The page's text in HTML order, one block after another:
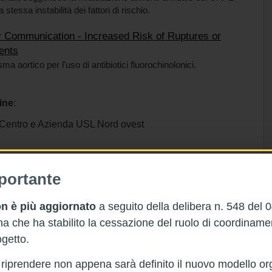
è più aggiornato a seguito della delibera n. 548 del
che ha stabilito la cessazione del ruolo di
non appena sarà definito il nuovo modello
stessa instabilità dei fattori di rischio.
- Increased Risk of Ruptures or
aortico per l'uso di antibiotici fluorochinolonici.
:
e Azienda USL Nord ovest
Tonelli , Direttore sanitario - Misericordia di Sesto Fiorentino